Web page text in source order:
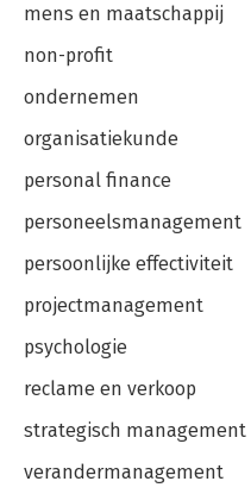
mens en maatschappij
non-profit
ondernemen
organisatiekunde
personal finance
personeelsmanagement
persoonlijke effectiviteit
projectmanagement
psychologie
reclame en verkoop
strategisch management
verandermanagement